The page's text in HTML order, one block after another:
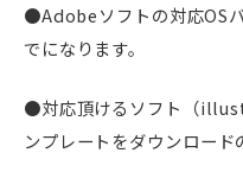
●Adobeソフトの対応OS
でになります。
●対応頂けるソフト（
ンプレートをダウンロード